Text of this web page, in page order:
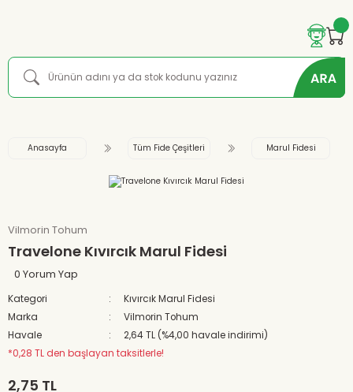
Anasayfa Tüm Fide Çeşitleri Marul Fidesi
Vilmorin Tohum
Travelone Kıvırcık Marul Fidesi
0 Yorum Yap
Kategori
Kıvırcık Marul Fidesi
Marka
Vilmorin Tohum
Havale
2,64 TL (%4,00 havale indirimi)
*0,28 TL den başlayan taksitlerle!
2,75 TL